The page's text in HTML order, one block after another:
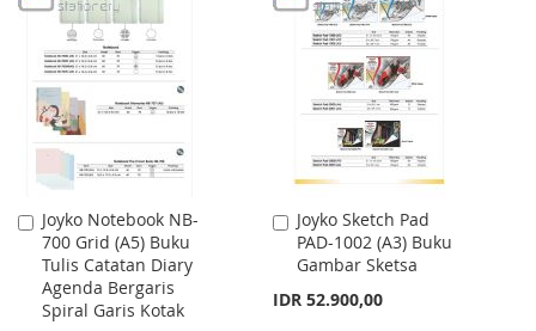
WISH
LIST
COMPARE
WISH
LIST
COMPARE
Joyko Notebook NB-
700 Grid (A5) Buku
Tulis Catatan Diary
Agenda Bergaris
Spiral Garis Kotak
Add
to
Cart
Joyko Sketch Pad
PAD-1002 (A3) Buku
Gambar Sketsa
IDR 52.900,00
Add
to
Cart